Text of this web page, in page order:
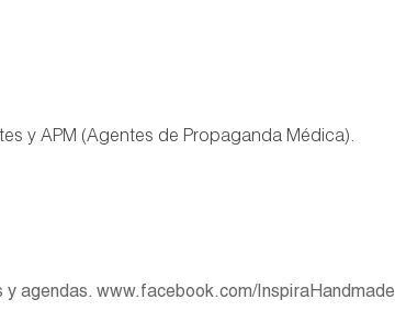
y APM (Agentes de Propaganda Médica).
agendas. www.facebook.com/InspiraHandmade